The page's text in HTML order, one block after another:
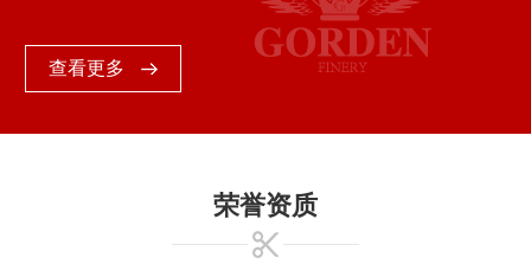
查看更多
荣誉资质